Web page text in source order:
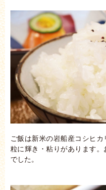
ご飯は新米の岩船産コシヒ
粒に輝き・粘りがあります
でした。